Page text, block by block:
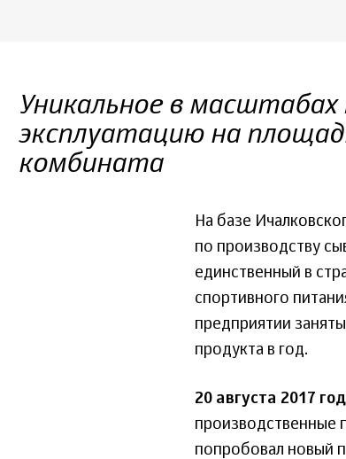
Уникальное в масштабах
эксплуатацию на
комбината
На базе
по производству
единственный в
спортивного
предприятии
продукта в год.
20 августа 2017
производственные
попробовал новый